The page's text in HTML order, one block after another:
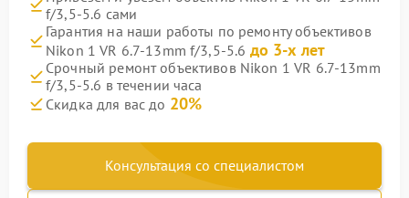
f/3,5-5.6 сами
Гарантия на наши работы по ремонту объективов
Nikon 1 VR 6.7-13mm f/3,5-5.6 до 3-х лет
Срочный ремонт объективов Nikon 1 VR 6.7-13mm
f/3,5-5.6 в течении часа
Скидка для вас до 20%
Консультация со специалистом